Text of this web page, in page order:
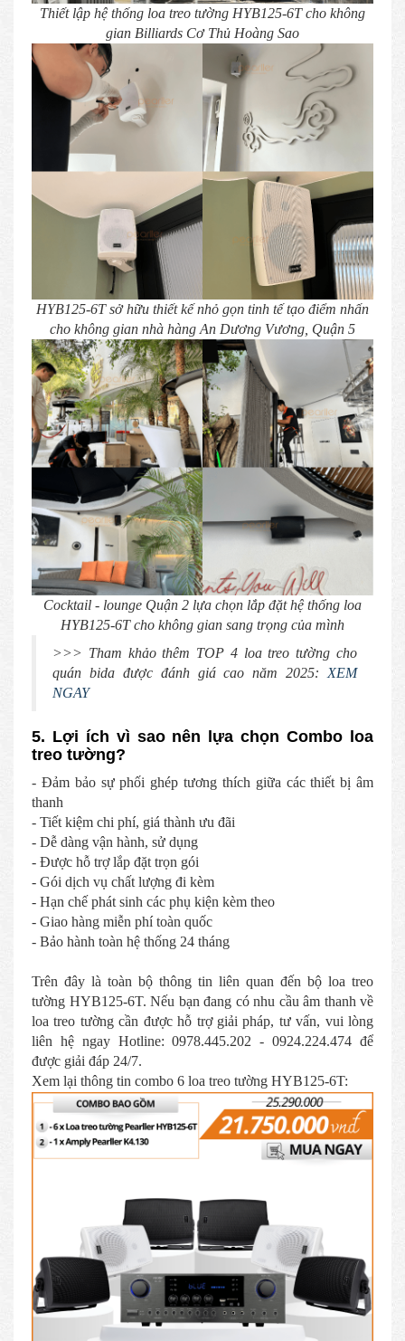
Thiết lập hệ thống loa treo tường HYB125-6T cho không
gian Billiards Cơ Thủ Hoàng Sao
HYB125-6T sở hữu thiết kế nhỏ gọn tinh tế tạo điểm nhấn
cho không gian nhà hàng An Dương Vương, Quận 5
Cocktail - lounge Quận 2 lựa chọn lắp đặt hệ thống loa
HYB125-6T cho không gian sang trọng của mình
>>> Tham khảo thêm TOP 4 loa treo tường cho
quán bida được đánh giá cao năm 2025: XEM
NGAY
5. Lợi ích vì sao nên lựa chọn Combo loa
treo tường?
- Đảm bảo sự phối ghép tương thích giữa các thiết bị âm
thanh
- Tiết kiệm chi phí, giá thành ưu đãi
- Dễ dàng vận hành, sử dụng
- Được hỗ trợ lắp đặt trọn gói
- Gói dịch vụ chất lượng đi kèm
- Hạn chế phát sinh các phụ kiện kèm theo
- Giao hàng miễn phí toàn quốc
- Bảo hành toàn hệ thống 24 tháng
Trên đây là toàn bộ thông tin liên quan đến bộ loa treo
tường HYB125-6T. Nếu bạn đang có nhu cầu âm thanh về
loa treo tường cần được hỗ trợ giải pháp, tư vấn, vui lòng
liên hệ ngay Hotline: 0978.445.202 - 0924.224.474 để
được giải đáp 24/7.
Xem lại thông tin combo 6 loa treo tường HYB125-6T: